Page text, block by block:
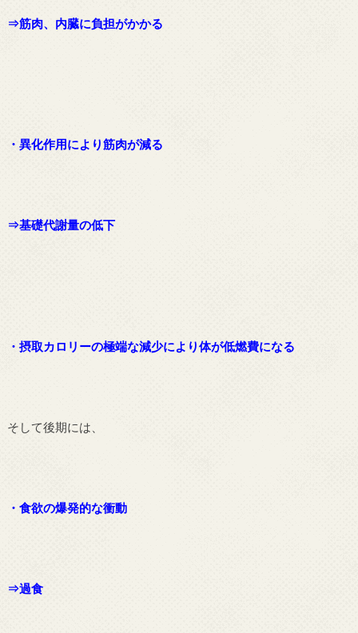
⇒筋肉、内臓に負担がかかる
・異化作用により筋肉が減る
⇒基礎代謝量の低下
・摂取カロリーの極端な減少により体が低燃費になる
そして後期には、
・食欲の爆発的な衝動
⇒過食